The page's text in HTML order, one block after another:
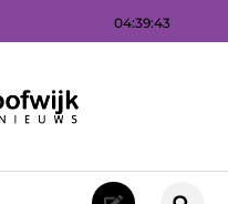
04:39:44